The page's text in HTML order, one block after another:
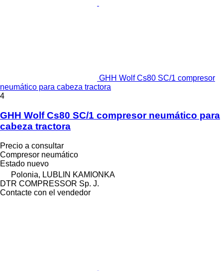
GHH Wolf Cs80 SC/1 compresor
neumático para cabeza tractora
4
GHH Wolf Cs80 SC/1 compresor neumático para
cabeza tractora
Precio a consultar
Compresor neumático
Estado nuevo
Polonia, LUBLIN KAMIONKA
DTR COMPRESSOR Sp. J.
Contacte con el vendedor